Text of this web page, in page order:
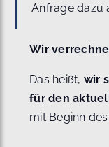
Anfrage dazu
Wir
Das heißt, wir
für den
mit Beginn